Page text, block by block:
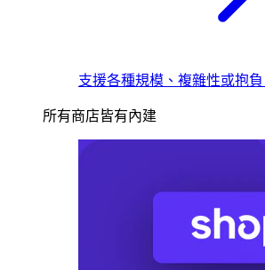
支援各種規模、複雜性或抱負
所有商店皆有內建